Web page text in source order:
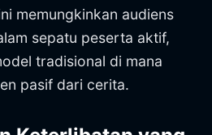
memungkinkan audiens
sepatu peserta aktif,
tradisional di mana
pasif dari cerita.